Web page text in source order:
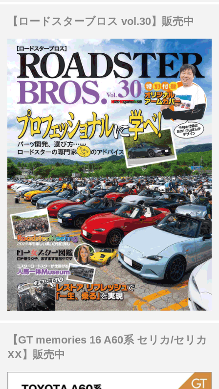
【ロードスターブロス vol.30】販売中
【GT memories 16 A60系 セリカ/セリカ
XX】販売中